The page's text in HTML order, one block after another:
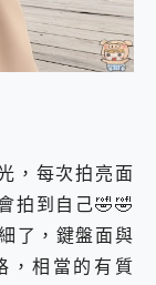
，每次拍亮面
拍到自己🤣🤣
了，鍵盤面與
，相當的有質